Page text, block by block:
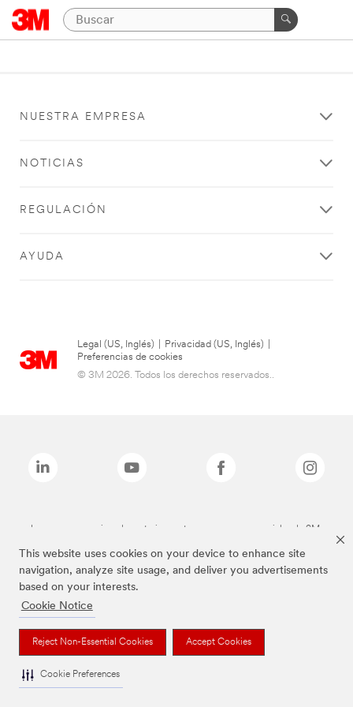
This website uses cookies on your device to enhance site
navigation, analyze site usage, and deliver you advertisements
based on your interests.
Cookie Notice
Reject Non-Essential Cookies Accept Cookies
Cookie Preferences
NUESTRA EMPRESA
NOTICIAS
REGULACIÓN
AYUDA
Legal (US, Inglés) Privacidad (US, Inglés)
Preferencias de cookies
© 3M 2026. Todos los derechos reservados..
Las marcas mencionadas anteriormente son marcas comerciales de 3M.